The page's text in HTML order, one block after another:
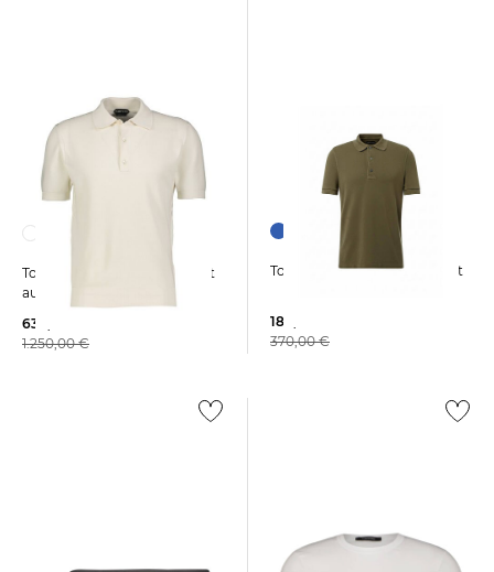
Tom Ford | Herren Poloshirt
aus Baumwolle und Seide
630,00 €
1.250,00 €
Tom Ford | Herren Poloshirt
189,99 €
370,00 €